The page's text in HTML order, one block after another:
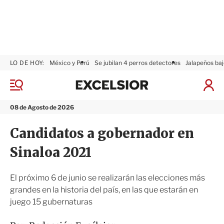
M
n
08 de Agosto de 2026
LO DE HOY: México y Perú Se jubilan 4 perros detectores Jalapeños
I
x
i
Candidatos a gobernador en
Sinaloa 2021
El próximo 6 de junio se realizarán las elecciones más
grandes en la historia del país, en las que estarán en
juego 15 gubernaturas